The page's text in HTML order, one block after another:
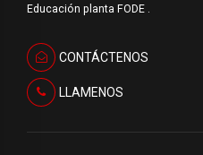
Educación planta FODE .
CONTÁCTENOS
LLAMENOS